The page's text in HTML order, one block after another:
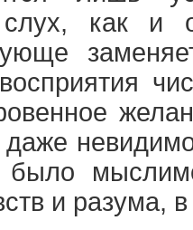
слух, как и
и разума,